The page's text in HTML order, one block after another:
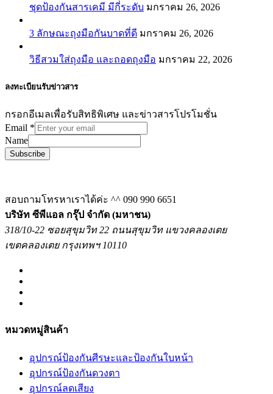
ชุดป้องกันสารเคมี มีกี่ระดับ มกราคม 26, 2026
3 ลักษณะถุงมือกันบาดที่ดี มกราคม 26, 2026
วิธีสวมใส่ถุงมือ และถอดถุงมือ มกราคม 22, 2026
ลงทะเบียนรับข่าวสาร
กรอกอีเมลเพื่อรับสิทธิพิเศษ และข่าวสารโปรโมชั่น
Email *
Name
Subscribe
สอบถามโทรหาเราได้ค่ะ ^^ 090 990 6651
บริษัท ซีพีแอล กรุ๊ป จำกัด (มหาชน)
318/10-22 ซอยสุขุมวิท 22 ถนนสุขุมวิท แขวงคลองเตย
เขตคลองเตย กรุงเทพฯ 10110
หมวดหมู่สินค้า
อุปกรณ์ป้องกันศีรษะและป้องกันใบหน้า
อุปกรณ์ป้องกันดวงตา
อุปกรณ์ลดเสียง